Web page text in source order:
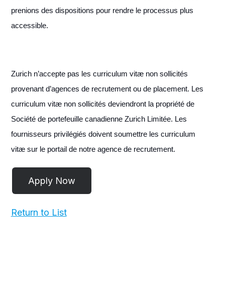
prenions des dispositions pour rendre le processus plus
accessible.
Zurich n’accepte pas les curriculum vitæ non sollicités
provenant d’agences de recrutement ou de placement. Les
curriculum vitæ non sollicités deviendront la propriété de
Société de portefeuille canadienne Zurich Limitée. Les
fournisseurs privilégiés doivent soumettre les curriculum
vitæ sur le portail de notre agence de recrutement.
Return to List